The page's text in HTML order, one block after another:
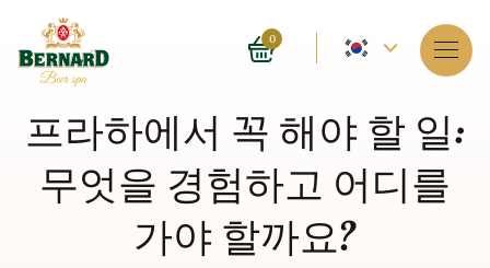
현
언
어
–
0
서비스
스파 소개
예약
프라하에서 꼭 해야 할 일:
무엇을 경험하고 어디를
가야 할까요?